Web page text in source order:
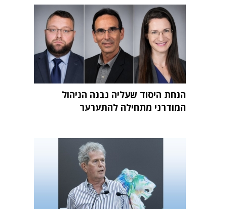
הנחת היסוד שעליה נבנה הניהול
המודרני מתחילה להתערער